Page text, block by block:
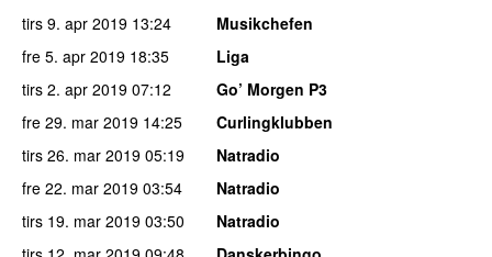
tirs 9. apr 2019 13:24
Musikchefen
fre 5. apr 2019 18:35
Liga
tirs 2. apr 2019 07:12
Go’ Morgen P3
fre 29. mar 2019 14:25
Curlingklubben
tirs 26. mar 2019 05:19
Natradio
fre 22. mar 2019 03:54
Natradio
tirs 19. mar 2019 03:50
Natradio